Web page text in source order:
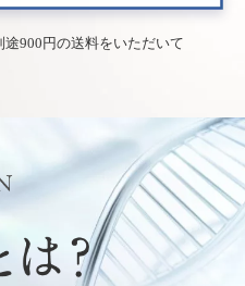
900円の送料をいただいて